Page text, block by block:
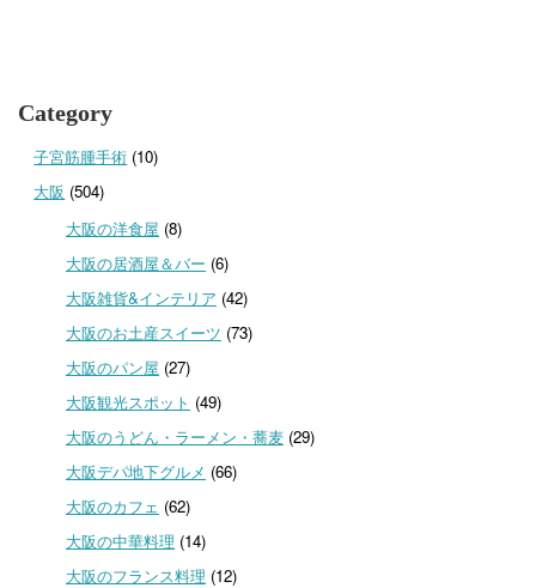
Category
子宮筋腫手術 (10)
大阪 (504)
大阪の洋食屋 (8)
大阪の居酒屋＆バー (6)
大阪雑貨&インテリア (42)
大阪のお土産スイーツ (73)
大阪のパン屋 (27)
大阪観光スポット (49)
大阪のうどん・ラーメン・蕎麦(29)
大阪デパ地下グルメ (66)
大阪のカフェ (62)
大阪の中華料理 (14)
大阪のフランス料理 (12)